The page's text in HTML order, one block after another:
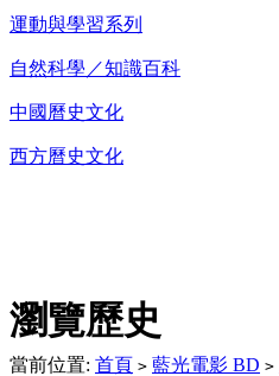
運動與學習系列
自然科學／知識百科
中國曆史文化
西方曆史文化
瀏覽歷史
當前位置: 首頁 > 藍光電影 BD >